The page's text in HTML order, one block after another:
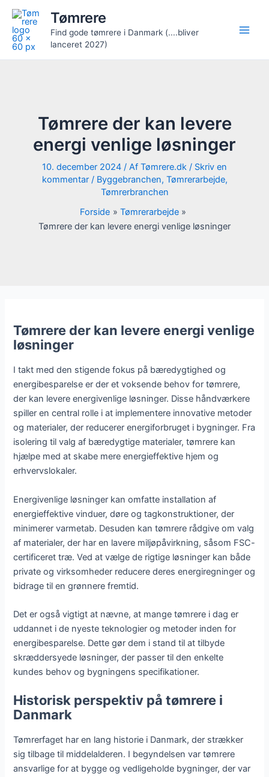
indholdet
Tømrere
Find gode tømrere i Danmark (....bliver
lanceret 2027)
Tømrere der kan levere
energi venlige løsninger
10. december 2024 / Af Tømrere.dk / Skriv en
kommentar / Byggebranchen, Tømrerarbejde,
Tømrerbranchen
Forside
Tømrerarbejde
Tømrere der kan levere energi venlige løsninger
Tømrere der kan levere energi venlige
løsninger
I takt med den stigende fokus på bæredygtighed og
energibesparelse er der et voksende behov for tømrere,
der kan levere energivenlige løsninger. Disse håndværkere
spiller en central rolle i at implementere innovative metoder
og materialer, der reducerer energiforbruget i bygninger. Fra
isolering til valg af bæredygtige materialer, tømrere kan
hjælpe med at skabe mere energieffektive hjem og
erhvervslokaler.
Energivenlige løsninger kan omfatte installation af
energieffektive vinduer, døre og tagkonstruktioner, der
minimerer varmetab. Desuden kan tømrere rådgive om valg
af materialer, der har en lavere miljøpåvirkning, såsom FSC-
certificeret træ. Ved at vælge de rigtige løsninger kan både
private og virksomheder reducere deres energiregninger og
bidrage til en grønnere fremtid.
Det er også vigtigt at nævne, at mange tømrere i dag er
uddannet i de nyeste teknologier og metoder inden for
energibesparelse. Dette gør dem i stand til at tilbyde
skræddersyede løsninger, der passer til den enkelte
kundes behov og bygningens specifikationer.
Historisk perspektiv på tømrere i
Danmark
Tømrerfaget har en lang historie i Danmark, der strækker
sig tilbage til middelalderen. I begyndelsen var tømrere
ansvarlige for at bygge og vedligeholde bygninger, der var